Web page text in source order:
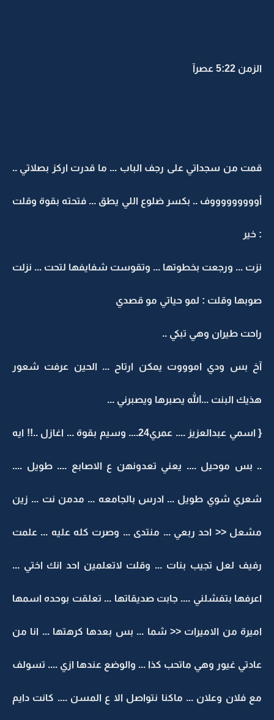
الزمن 5:22 عصرآ
قمت من سجداتي على رجف الباب ... ما قدرت اركز بصلاتي ..
أوووووووووف .. بكسر ضلوع اللي يطق ... فتحته بقوة وقلت
: خير
نزت ... ورجعت بخطوتها ... وتقوست شفايفها لتحت ... نزلت
صوبها وقلت : لمو حياتي مو قصدي
راحت طيران وهي تبكي ..
آخ بس ودي اموووت يمكن ارتاح ... الحين عرفت شعور
هذيك البنت ...الله يصبرها ويصبرني ...
{ اسمي عبدالعزيز .... عمري24.... وسيم بقوة ... اغازل ..!! ايه
.. بس موحيل .... يعني تعدونهن ع الاصابع .... طويل ....
شعري شوي طويل ... ادرس بالجامعه ... مدمن نت ... زين
مشعل << احد ربعي ... منتدى ... وصرت كله عليه ... علمت
رفيف لعل تجيب بنات ... وقلت لاتعلمين احد انك اختي ...
اعرفها بتفشلني .... جابت صديقاتها ... تعلقت بوحده اسمها
اميرة من الاميرات << شما ... بس بعدها كرهتها ... انا من
عادتي غيور وهي ماتحب كذا ... والوضع عندها ازي .... تسولف
مع فلان وعلان ... ماكنا نتواصل الا ع المسن .... كانت دايم